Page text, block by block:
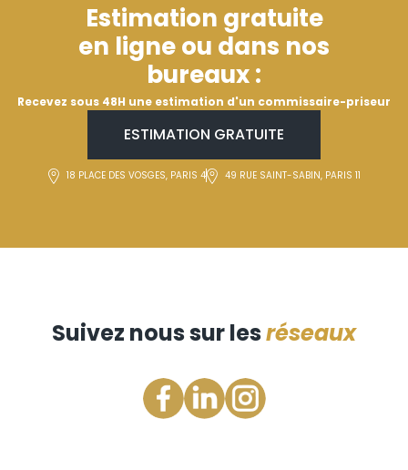
Estimation gratuite
en ligne ou dans nos
bureaux :
Recevez sous 48H une estimation d'un commissaire-priseur
ESTIMATION GRATUITE
18 PLACE DES VOSGES, PARIS 4 49 RUE SAINT-SABIN, PARIS 11
Suivez nous sur lesréseaux